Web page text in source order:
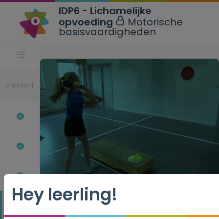
OPDRACHT
IDP6 - Lichamelijke
opvoeding
Motorische
basisvaardigheden
Hey leerling!